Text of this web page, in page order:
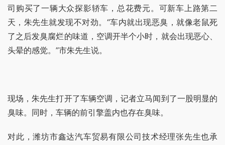
司购买了一辆大众探影轿车，总花费元。可新车上路第二
天，朱先生就发现不对劲。“车内就出现恶臭，就像老鼠死
了之后发臭腐烂的味道，空调开半个小时，就会出现恶心、
头晕的感觉。”市朱先生说。
现场，朱先生打开了车辆空调，记者立马闻到了一股明显的
臭味。同时，车辆的前引擎盖内也存在臭味。
对此，潍坊市鑫达汽车贸易有限公司技术经理张先生也承